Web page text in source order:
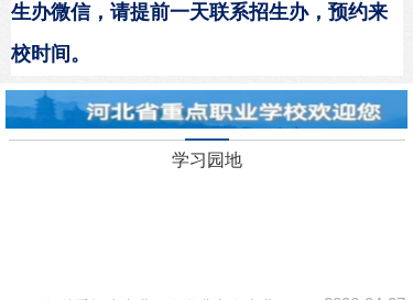
生办微信，请提前一天联系招生办，预约来
校时间。
学习园地